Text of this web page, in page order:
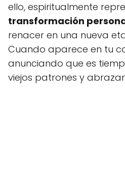
ello, espiritualmente
transformación
renacer en una nueva
Cuando aparece en tu
anunciando que es
viejos patrones y